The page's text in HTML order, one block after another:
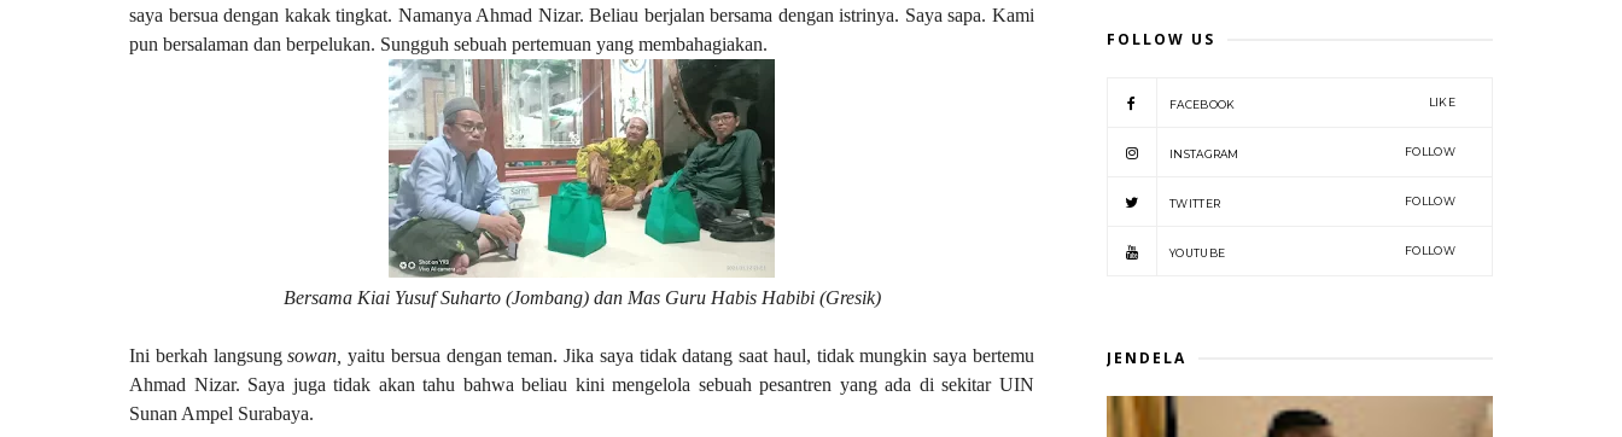
saya bersua dengan kakak tingkat. Namanya Ahmad Nizar. Beliau berjalan bersama dengan istrinya. Saya sapa. Kami
pun bersalaman dan berpelukan. Sungguh sebuah pertemuan yang membahagiakan.
Bersama Kiai Yusuf Suharto (Jombang) dan Mas Guru Habis Habibi (Gresik)
Ini berkah langsungsowan,yaitu bersua dengan teman. Jika saya tidak datang saat haul, tidak mungkin saya bertemu
Ahmad Nizar. Saya juga tidak akan tahu bahwa beliau kini mengelola sebuah pesantren yang ada di sekitar UIN
Sunan Ampel Surabaya.
FOLLOW US
FACEBOOK LIKE
INSTAGRAM FOLLOW
TWITTER FOLLOW
YOUTUBE FOLLOW
JENDELA